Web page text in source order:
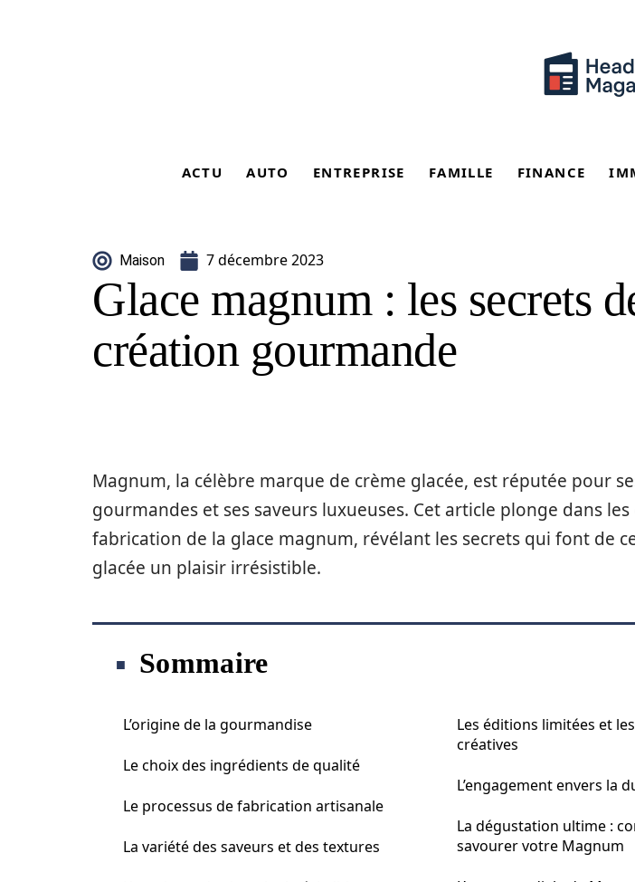
ACTU AUTO ENTREPRISE FAMILLE FINANCE
Maison 7 décembre 2023
Glace magnum : les secrets
création gourmande
Magnum, la célèbre marque de crème glacée, est réputée pour
gourmandes et ses saveurs luxueuses. Cet article plonge dans les
fabrication de la glace magnum, révélant les secrets qui font de
glacée un plaisir irrésistible.
Sommaire
L’origine de la gourmandise
Le choix des ingrédients de qualité
Le processus de fabrication artisanale
La variété des saveurs et des textures
Les éditions limitées et
créatives
L’engagement envers la
La dégustation ultime :
savourer votre Magnum